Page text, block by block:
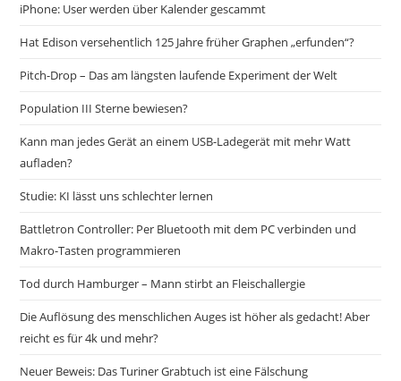
iPhone: User werden über Kalender gescammt
Hat Edison versehentlich 125 Jahre früher Graphen „erfunden“?
Pitch-Drop – Das am längsten laufende Experiment der Welt
Population III Sterne bewiesen?
Kann man jedes Gerät an einem USB-Ladegerät mit mehr Watt
aufladen?
Studie: KI lässt uns schlechter lernen
Battletron Controller: Per Bluetooth mit dem PC verbinden und
Makro-Tasten programmieren
Tod durch Hamburger – Mann stirbt an Fleischallergie
Die Auflösung des menschlichen Auges ist höher als gedacht! Aber
reicht es für 4k und mehr?
Neuer Beweis: Das Turiner Grabtuch ist eine Fälschung